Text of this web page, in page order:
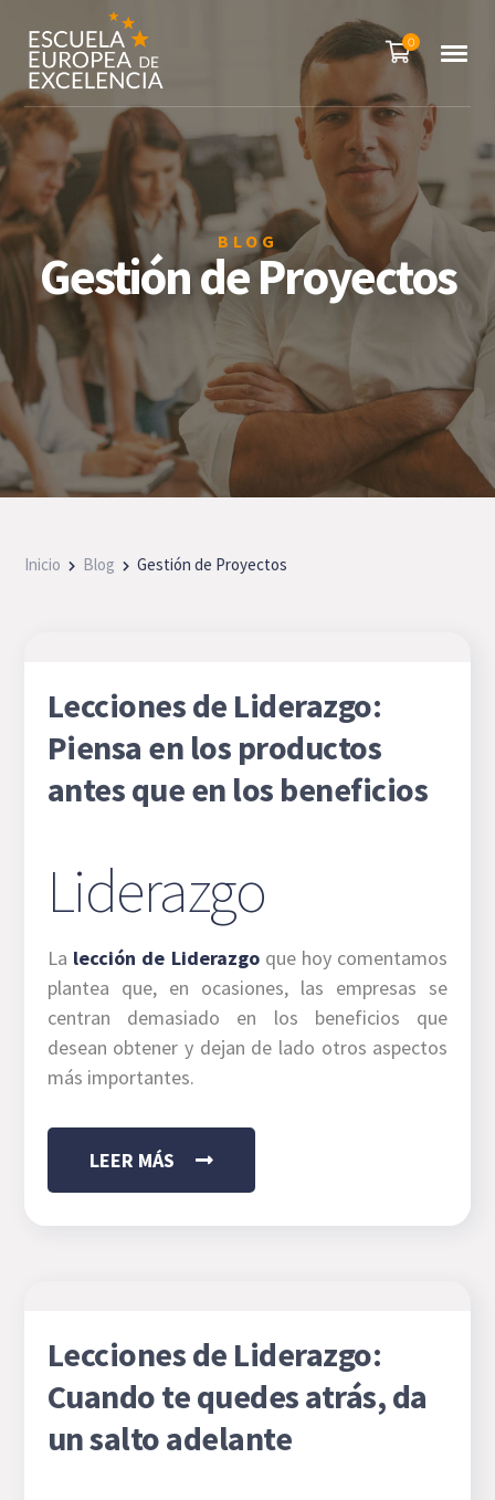
0
BLOG
Gestión de Proyectos
Inicio Blog Gestión de Proyectos
Lecciones de Liderazgo:
Piensa en los productos
antes que en los beneficios
Liderazgo
La lección de Liderazgoque hoy comentamos
plantea que, en ocasiones, las empresas se
centran demasiado en los beneficios que
desean obtener y dejan de lado otros aspectos
más importantes.
LEER MÁS
Lecciones de Liderazgo:
Cuando te quedes atrás, da
un salto adelante